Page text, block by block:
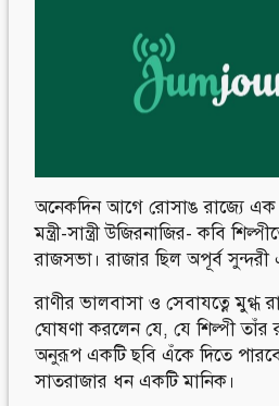
Instagram
Be a
অনেকদিন আগে রোসাঙ রাজ্যে এক
মন্ত্রী-সান্ত্রী উজিরনাজির- কবি
রাজসভা। রাজার ছিল অপূর্ব সুন্দরী
রাণীর ভালবাসা ও সেবাযত্নে মুগ্ধ
ঘোষণা করলেন যে, যে শিল্পী তাঁর
অনুরূপ একটি ছবি এঁকে দিতে
সাতরাজার ধন একটি মানিক।